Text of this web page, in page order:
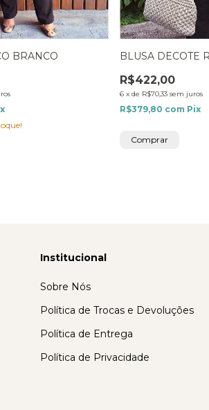
BRANCO BLUSA DECOTE
R$422,00
6 x de R$70,33 sem juros
R$379,80 com Pix
Comprar
Institucional
Sobre Nós
Política de Trocas e Devoluções
Política de Entrega
Política de Privacidade